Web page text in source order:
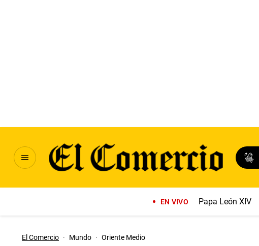
EN VIVO Papa León XIV
El Comercio · Mundo · Oriente Medio